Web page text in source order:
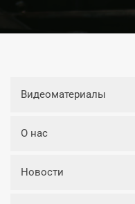
Видеоматериалы
О нас
Новости